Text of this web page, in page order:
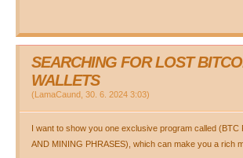
SEARCHING FOR LOST
WALLETS
(LamaCaund 30. 6. 2024 3:03)
I want to show you one exclusive program called (BTC
AND MINING PHRASES), which can make you a rich